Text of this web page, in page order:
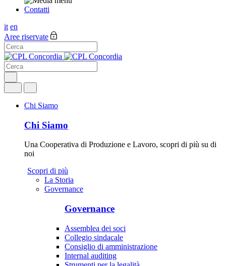
Contatti
it en
Aree riservate
Chi Siamo
Chi Siamo
Una Cooperativa di Produzione e Lavoro, scopri di più su di
noi
Scopri di più
La Storia
Governance
Governance
Assemblea dei soci
Collegio sindacale
Consiglio di amministrazione
Internal auditing